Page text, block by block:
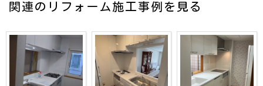
関連のリフォーム施工事例を見る